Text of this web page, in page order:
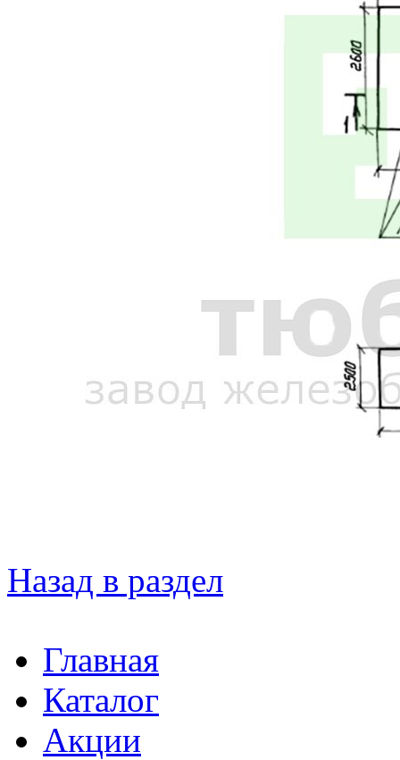
Назад в раздел
Главная
Каталог
Акции